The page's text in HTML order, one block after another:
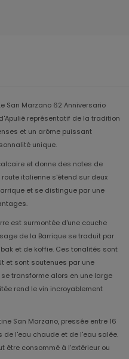
San Marzano 62 Anniversario
représentatif de la tradition
et un arôme puissant
unique.
et donne des notes de
italienne s'étend sur deux
et se distingue par une
est surmontée d'une couche
de la Barrique se traduit par
et de koffie. Ces tonalités sont
et sont soutenues par une
transforme alors en une large
rend le vin incroyablement
San Marzano, pressée entre 16
de l'eau chaude et de l'eau salée.
être consommé à l'extérieur ou